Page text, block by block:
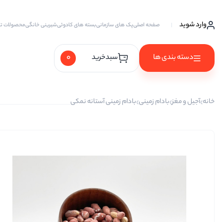
وارد شوید صفحه اصلیپک های سازمانیبسته های کادوئیشیرینی خانگیمحصولات
دسته بندی ها
پسته
سبدخرید 0
خانه آجیل و مغز بادام زمینی بادام زمینی آستانه نمکی